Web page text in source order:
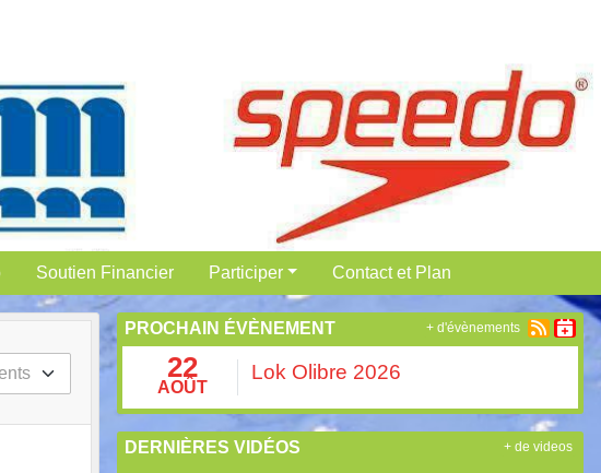
Soutien Financier Participer Contact et Plan
PROCHAIN ÉVÈNEMENT
22
AOÛT
Lok Olibre 2026
+ d'évènements
DERNIÈRES VIDÉOS + de videos